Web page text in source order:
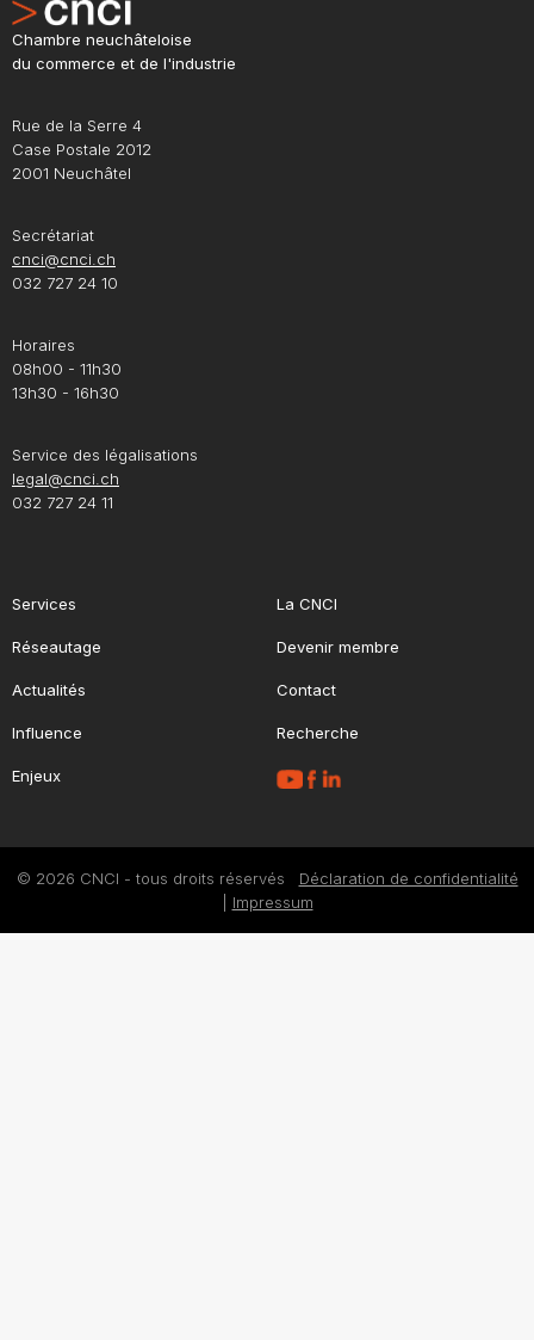
Chambre neuchâteloise
du commerce et de l'industrie
Rue de la Serre 4
Case Postale 2012
2001 Neuchâtel
Secrétariat
cnci@cnci.ch
032 727 24 10
Horaires
08h00 - 11h30
13h30 - 16h30
Service des légalisations
legal@cnci.ch
032 727 24 11
Services
Réseautage
Actualités
Influence
Enjeux
La CNCI
Devenir membre
Contact
Recherche
© 2026 CNCI - tous droits réservés Déclaration de confidentialité
Impressum